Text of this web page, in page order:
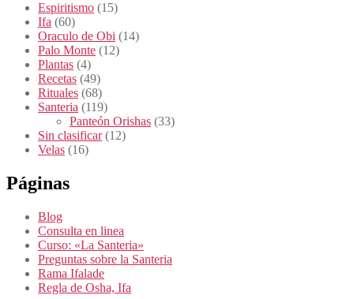
Espiritismo (15)
Ifa (60)
Oraculo de Obi (14)
Palo Monte (12)
Plantas (4)
Recetas (49)
Rituales (68)
Santeria (119)
Panteón Orishas (33)
Sin clasificar(12)
Velas (16)
Páginas
Blog
Consulta en linea
Curso: «La Santeria»
Preguntas sobre la Santeria
Rama Ifalade
Regla de Osha, Ifa